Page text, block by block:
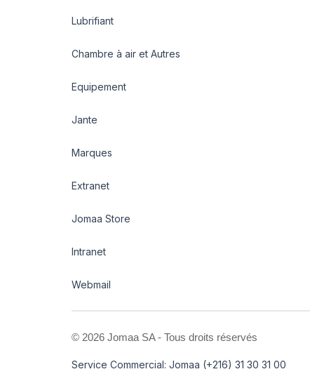
Lubrifiant
Chambre à air et Autres
Equipement
Jante
Marques
Extranet
Jomaa Store
Intranet
Webmail
© 2026 Jomaa SA - Tous droits réservés
Service Commercial: Jomaa (+216) 31 30 31 00